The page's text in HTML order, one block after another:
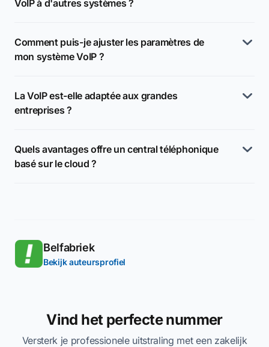
VoIP à d'autres systèmes ?
Comment puis-je ajuster les paramètres de
mon système VoIP ?
La VoIP est-elle adaptée aux grandes
entreprises ?
Quels avantages offre un central téléphonique
basé sur le cloud ?
Belfabriek
Bekijk auteursprofiel
Vind het perfecte nummer
Versterk je professionele uitstraling met een zakelijk